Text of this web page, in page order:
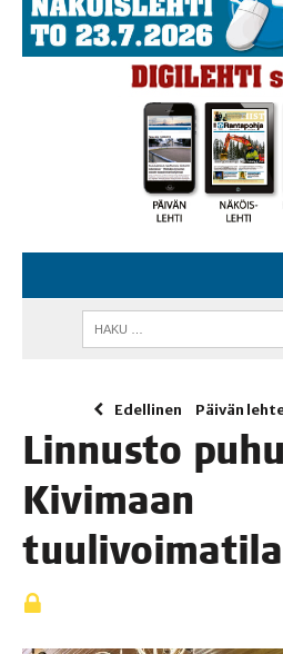
Edellinen Päivän
Lin­nus­to
Kivi­maan